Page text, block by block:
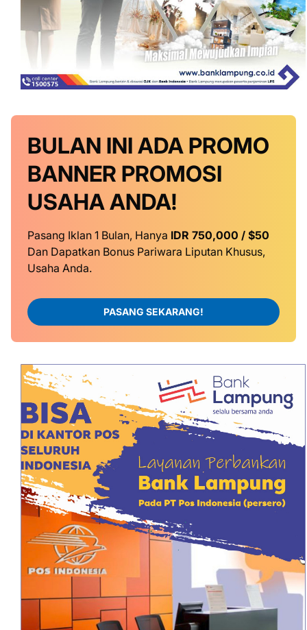
BULAN INI ADA PROMO
BANNER PROMOSI
USAHA ANDA!
Pasang Iklan 1 Bulan, Hanya IDR 750,000 / $50
Dan Dapatkan Bonus Pariwara Liputan Khusus,
Usaha Anda.
PASANG SEKARANG!